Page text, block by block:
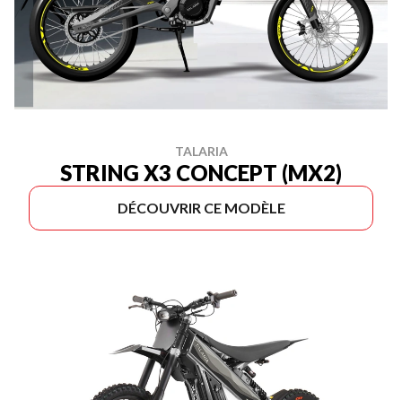
TALARIA
STRING X3 CONCEPT (MX2)
DÉCOUVRIR CE MODÈLE